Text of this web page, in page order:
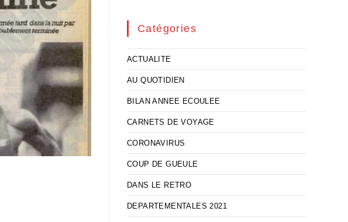
Catégories
ACTUALITE
AU QUOTIDIEN
BILAN ANNEE ECOULEE
CARNETS DE VOYAGE
CORONAVIRUS
COUP DE GUEULE
DANS LE RETRO
DEPARTEMENTALES 2021